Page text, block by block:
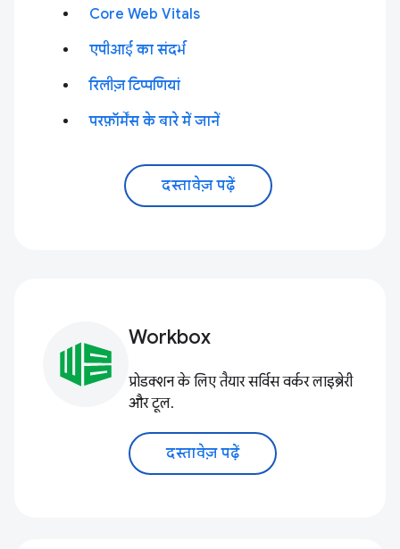
Core Web Vitals
एपीआई का संदर्भ
रिलीज़ टिप्पणियां
परफ़ॉर्मेंस के बारे में जानें
दस्तावेज़ पढ़ें
Workbox
प्रोडक्शन के लिए तैयार सर्विस वर्कर लाइब्रेरी
और टूल.
दस्तावेज़ पढ़ें